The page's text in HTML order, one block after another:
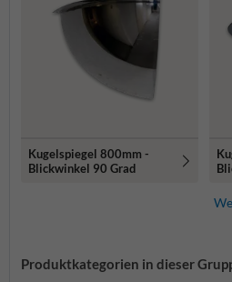
Kugelspiegel 800mm -
Blickwinkel 90 Grad
Produktkategorien in dieser